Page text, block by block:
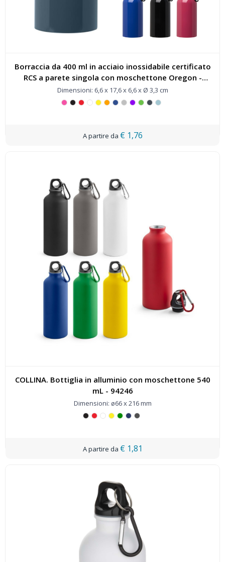
Borraccia da 400 ml in acciaio inossidabile certificato
RCS a parete singola con moschettone Oregon -
100860
Dimensioni: 6,6 x 17,6 x 6,6 x Ø 3,3 cm
€ 1,76
COLLINA. Bottiglia in alluminio con moschettone 540
mL - 94246
Dimensioni: ø66 x 216 mm
€ 1,81